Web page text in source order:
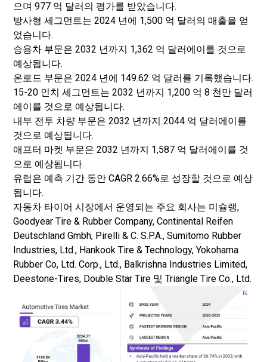
으며 977 억 달러의 평가를 받았습니다.
방사형 세그먼트는 2024 년에 1,500 억 달러의 매출을 얻
었습니다.
승용차 부문은 2032 년까지 1,362 억 달러에이를 것으로
예상됩니다.
온로드 부문은 2024 년에 149.62 억 달러를 기록했습니다.
15-20 인치 세그먼트는 2032 년까지 1,200 억 8 천만 달러
에이를 것으로 예상됩니다.
내부 전투 차량 부문은 2032 년까지 2044 억 달러에이를
것으로 예상됩니다.
애프터 마켓 부문은 2032 년까지 1,587 억 달러에이를 것
으로 예상됩니다.
유럽은 예측 기간 동안 CAGR 2.66%로 성장할 것으로 예상
됩니다.
자동차 타이어 시장에서 운영되는 주요 회사는 미슐랭,
Goodyear Tire & Rubber Company, Continental Reifen
Deutschland Gmbh, Pirelli & C. S.P.A., Sumitomo Rubber
Industries, Ltd., Hankook Tire & Technology, Yokohama
Rubber Co, Ltd. Corp., Ltd., Balkrishna Industries Limited,
Deestone-Tires, Double Star Tire 및 Triangle Tire Co., Ltd.